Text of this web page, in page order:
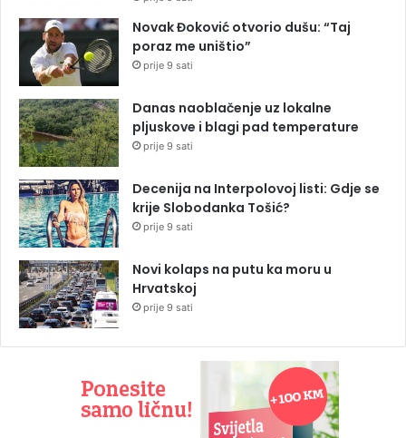
Novak Đoković otvorio dušu: “Taj
poraz me uništio”
prije 9 sati
Danas naoblačenje uz lokalne
pljuskove i blagi pad temperature
prije 9 sati
Decenija na Interpolovoj listi: Gdje se
krije Slobodanka Tošić?
prije 9 sati
Novi kolaps na putu ka moru u
Hrvatskoj
prije 9 sati